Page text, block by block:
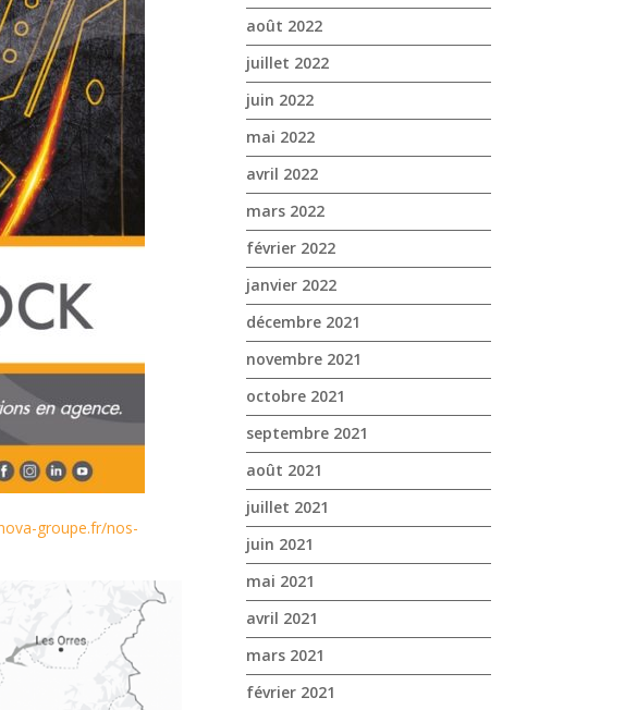
groupe.fr/nos-
août 2022
juillet 2022
juin 2022
mai 2022
avril 2022
mars 2022
février 2022
janvier 2022
décembre 2021
novembre 2021
octobre 2021
septembre 2021
août 2021
juillet 2021
juin 2021
mai 2021
avril 2021
mars 2021
février 2021